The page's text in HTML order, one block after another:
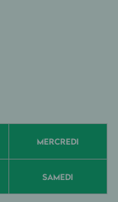
MERCREDI
SAMEDI